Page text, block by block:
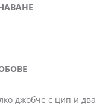
джобче с цип и два